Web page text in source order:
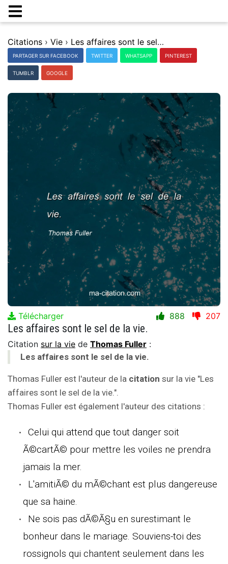
Citations › Vie › Les affaires sont le sel de la vie.
PARTAGER SUR FACEBOOK TWITTER WHATSAPP PINTEREST
TUMBLR GOOGLE
Télécharger 888 207
Les affaires sont le sel de la vie.
Citation sur la vie de Thomas Fuller :
Les affaires sont le sel de la vie.
Thomas Fuller est l'auteur de la citation sur la vie "Les
affaires sont le sel de la vie.".
Thomas Fuller est également l'auteur des citations :
Celui qui attend que tout danger soit
Ã©cartÃ© pour mettre les voiles ne prendra
jamais la mer.
L'amitiÃ© du mÃ©chant est plus dangereuse
que sa haine.
Ne sois pas dÃ©Ã§u en surestimant le
bonheur dans le mariage. Souviens-toi des
rossignols qui chantent seulement dans les